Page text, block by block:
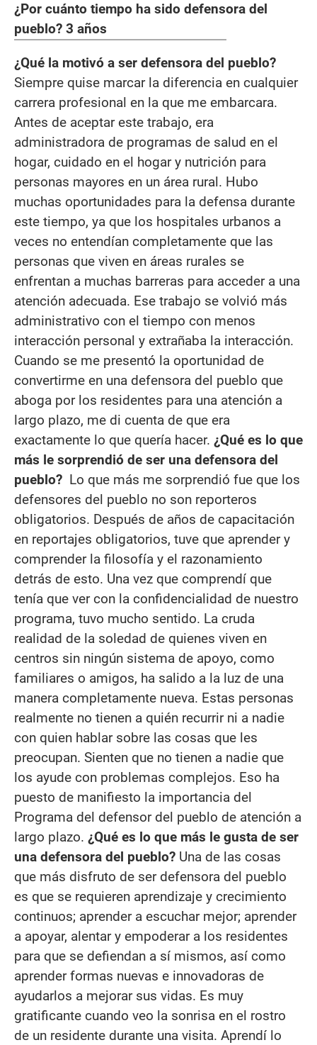
¿Por cuánto tiempo ha sido defensora del
pueblo? 3 años
¿Qué la motivó a ser defensora del pueblo?
Siempre quise marcar la diferencia en cualquier
carrera profesional en la que me embarcara.
Antes de aceptar este trabajo, era
administradora de programas de salud en el
hogar, cuidado en el hogar y nutrición para
personas mayores en un área rural. Hubo
muchas oportunidades para la defensa durante
este tiempo, ya que los hospitales urbanos a
veces no entendían completamente que las
personas que viven en áreas rurales se
enfrentan a muchas barreras para acceder a una
atención adecuada. Ese trabajo se volvió más
administrativo con el tiempo con menos
interacción personal y extrañaba la interacción.
Cuando se me presentó la oportunidad de
convertirme en una defensora del pueblo que
aboga por los residentes para una atención a
largo plazo, me di cuenta de que era
exactamente lo que quería hacer. ¿Qué es lo que
más le sorprendió de ser una defensora del
pueblo? Lo que más me sorprendió fue que los
defensores del pueblo no son reporteros
obligatorios. Después de años de capacitación
en reportajes obligatorios, tuve que aprender y
comprender la filosofía y el razonamiento
detrás de esto. Una vez que comprendí que
tenía que ver con la confidencialidad de nuestro
programa, tuvo mucho sentido. La cruda
realidad de la soledad de quienes viven en
centros sin ningún sistema de apoyo, como
familiares o amigos, ha salido a la luz de una
manera completamente nueva. Estas personas
realmente no tienen a quién recurrir ni a nadie
con quien hablar sobre las cosas que les
preocupan. Sienten que no tienen a nadie que
los ayude con problemas complejos. Eso ha
puesto de manifiesto la importancia del
Programa del defensor del pueblo de atención a
largo plazo. ¿Qué es lo que más le gusta de ser
una defensora del pueblo? Una de las cosas
que más disfruto de ser defensora del pueblo
es que se requieren aprendizaje y crecimiento
continuos; aprender a escuchar mejor; aprender
a apoyar, alentar y empoderar a los residentes
para que se defiendan a sí mismos, así como
aprender formas nuevas e innovadoras de
ayudarlos a mejorar sus vidas. Es muy
gratificante cuando veo la sonrisa en el rostro
de un residente durante una visita. Aprendí lo